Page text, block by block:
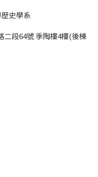
史學系
二段64號 季陶樓4樓(後棟